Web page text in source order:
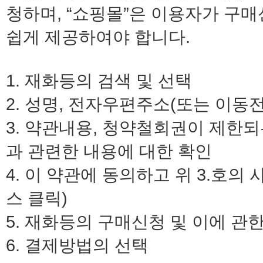
청하며, “쇼핑몰”은 이용자가 구
쉽게 제공하여야 합니다.
1. 재화등의 검색 및 선택
2. 성명, 전자우편주소(또는 이동
3. 약관내용, 청약철회권이 제한
과 관련한 내용에 대한 확인
4. 이 약관에 동의하고 위 3.호의
스 클릭)
5. 재화등의 구매신청 및 이에 관
6. 결제방법의 선택